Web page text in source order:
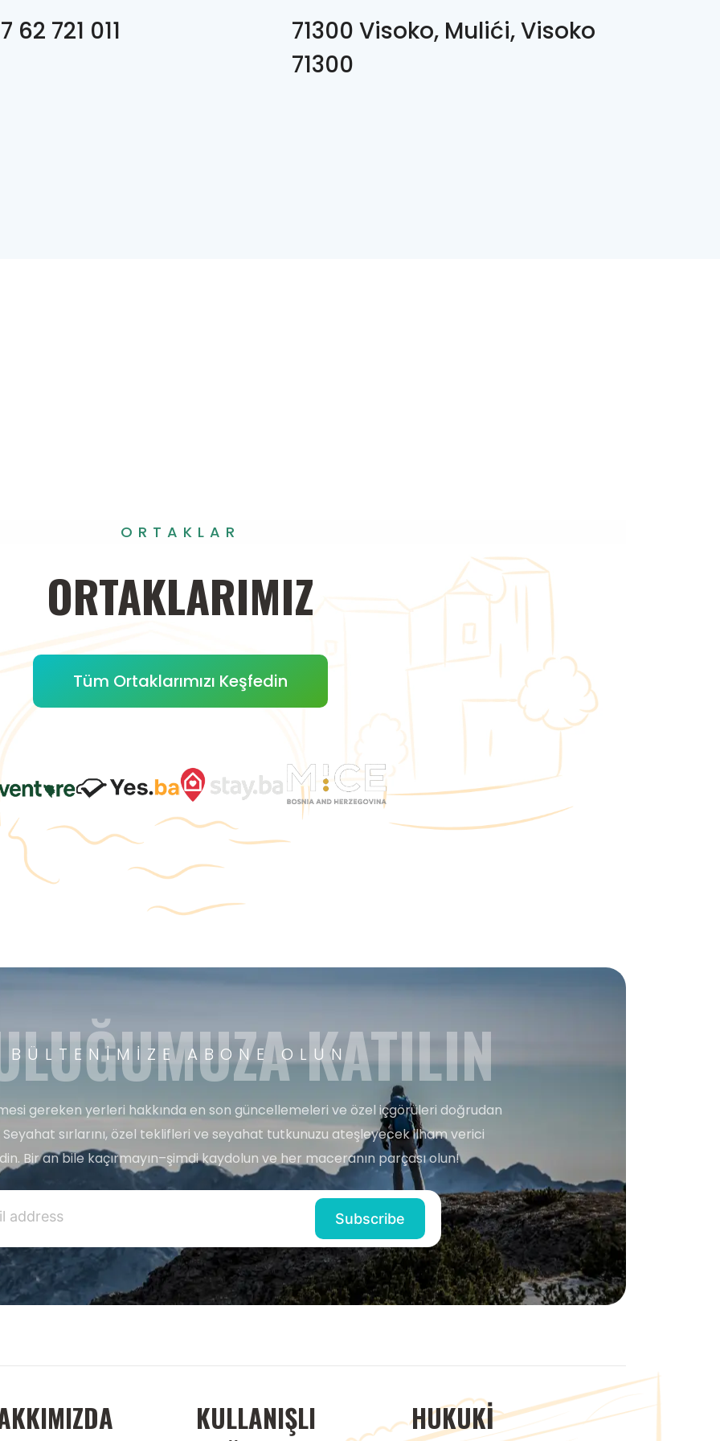
62 721 011
71300 Visoko, Mulići, Visoko
71300
ORTAKLAR
ORTAKLARIMIZ
Tüm Ortaklarımızı Keşfedin
BÜLTENIMIZE ABONE OLUNKATILIN
gereken yerleri hakkında en son güncellemeleri ve özel içgörüleri doğrudan
Seyahat sırlarını, özel teklifleri ve seyahat tutkunuzu ateşleyecek ilham verici
Bir an bile kaçırmayın–şimdi kaydolun ve her maceranın parçası olun!
KULLANIŞLI
HUKUKI